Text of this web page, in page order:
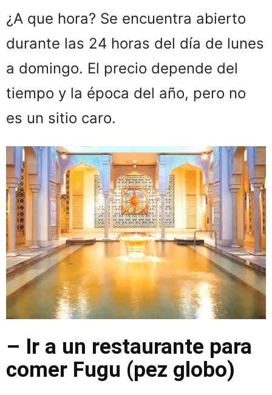
¿A que hora? Se encuentra abierto
durante las 24 horas del día de lunes
a domingo. El precio depende del
tiempo y la época del año, pero no
es un sitio caro.
– Ir a un restaurante para
comer Fugu (pez globo)